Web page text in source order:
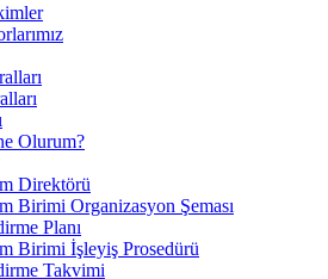
Olurum?
Direktörü
Birimi Organizasyon Şeması
Planı
Birimi İşleyiş Prosedürü
Takvimi